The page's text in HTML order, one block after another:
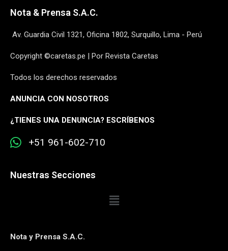
Nota & Prensa S.A.C.
Av. Guardia Civil 1321, Oficina 1802, Surquillo, Lima - Perú
Copyright ©caretas.pe | Por Revista Caretas
Todos los derechos reservados
ANUNCIA CON NOSOTROS
¿TIENES UNA DENUNCIA? ESCRÍBENOS
+51 961-602-710
Nuestras Secciones
Nota y Prensa S.A.C.